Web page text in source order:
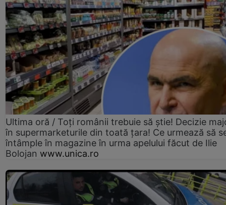
Ultima oră / Toți românii trebuie să știe! Decizie
în supermarketurile din toată țara! Ce urmează să
întâmple în magazine în urma apelului făcut de Ilie
Bolojan www.unica.ro